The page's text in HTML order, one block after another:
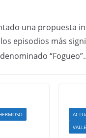
una propuesta
episodios más